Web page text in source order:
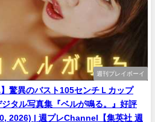
週刊プレイボーイ
驚異のバスト105センチＬカップ
タル写真集『ベルが鳴る。』好評
2026) | 週プレChannel【集英社 週